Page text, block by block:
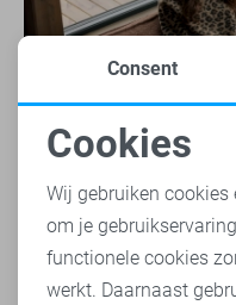
Nieuwe Lady Day
travelkwaliteit
Het najaar vraagt om
veelzijdig én stijlvol is.
Day najaarscollectie
klaar voor...
Noodzakelijke
Personalisatie
Analytische
Consent
Cookies
Wij gebruiken cookies
om je
functionele cookies
werkt. Daarnaast